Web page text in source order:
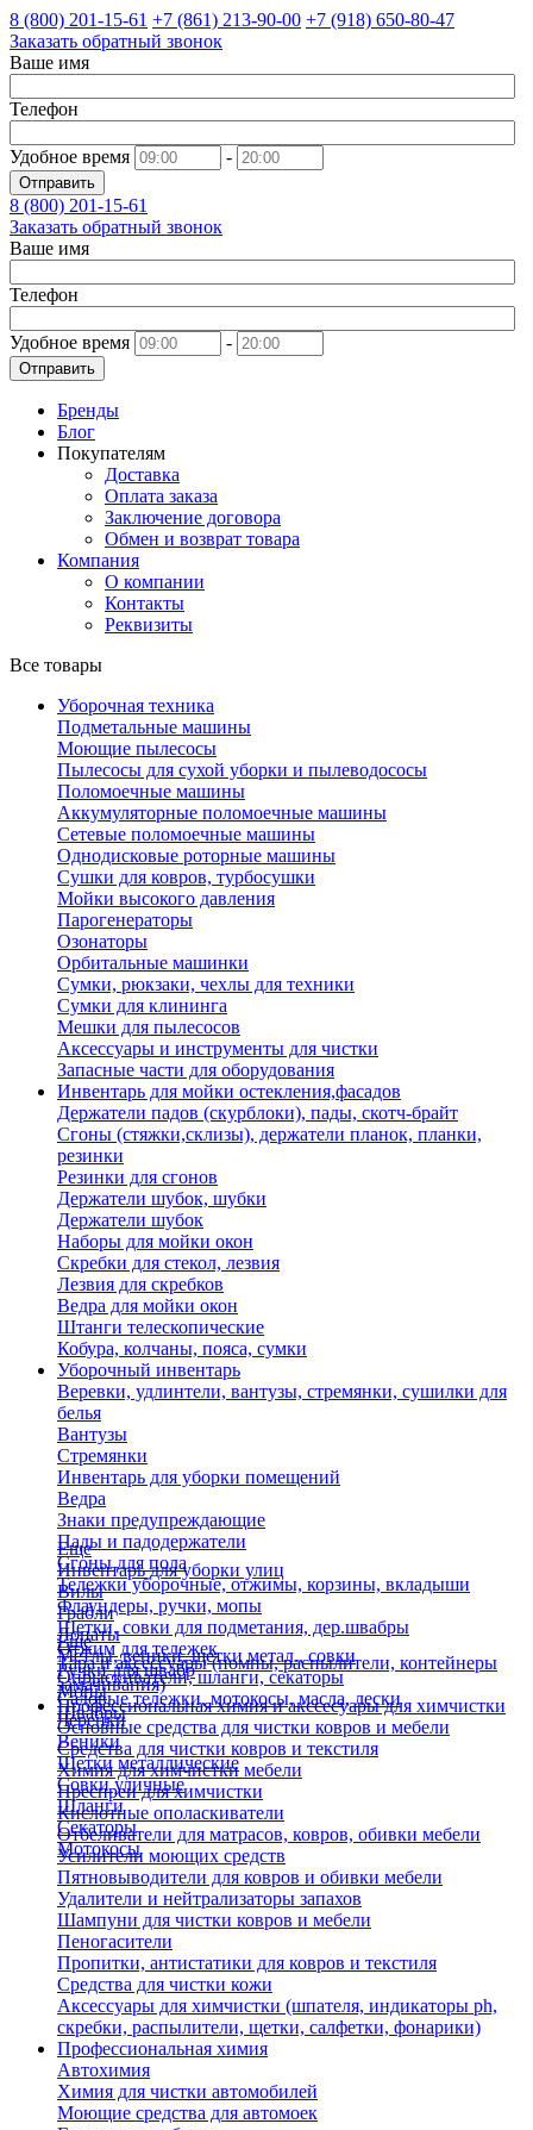
8 (800) 201-15-61 +7 (861) 213-90-00 +7 (918) 650-80-47
Заказать обратный звонок
Ваше имя
Телефон
Удобное время -
Отправить
8 (800) 201-15-61
Заказать обратный звонок
Ваше имя
Телефон
Удобное время -
Отправить
Бренды
Блог
Покупателям
Доставка
Оплата заказа
Заключение договора
Обмен и возврат товара
Компания
О компании
Контакты
Реквизиты
Все товары
Уборочная техника
Подметальные машины
Моющие пылесосы
Пылесосы для сухой уборки и пылеводососы
Поломоечные машины
Аккумуляторные поломоечные машины
Сетевые поломоечные машины
Однодисковые роторные машины
Сушки для ковров, турбосушки
Мойки высокого давления
Парогенераторы
Озонаторы
Орбитальные машинки
Сумки, рюкзаки, чехлы для техники
Сумки для клининга
Мешки для пылесосов
Аксессуары и инструменты для чистки
Запасные части для оборудования
Инвентарь для мойки остекления,фасадов
Держатели падов (скурблоки), пады, скотч-брайт
Сгоны (стяжки,склизы), держатели планок, планки,
резинки
Резинки для сгонов
Держатели шубок, шубки
Держатели шубок
Наборы для мойки окон
Скребки для стекол, лезвия
Лезвия для скребков
Ведра для мойки окон
Штанги телескопические
Кобура, колчаны, пояса, сумки
Уборочный инвентарь
Веревки, удлинтели, вантузы, стремянки, сушилки для
белья
Вантузы
Стремянки
Инвентарь для уборки помещений
Ведра
Знаки предупреждающие
Пады и падодержатели
Сгоны для пола
Тележки уборочные, отжимы, корзины, вкладыши
Флаундеры, ручки, мопы
Щетки, совки для подметания, дер.швабры
Отжим для тележек
Ручки для швабр
Мопы
Швабры
Еще
Инвентарь для уборки улиц
Вилы
Грабли
Лопаты
Метлы, веники, щетки метал., совки
Опрыскиватели, шланги, секаторы
Садовые тележки, мотокосы, масла, лески
Черенки
Веники
Щетки металлические
Совки уличные
Шланги
Секаторы
Мотокосы
Еще
Тара и аксессуары (помпы, распылители, контейнеры
замачивания)
Профессиональная химия и акссесуары для химчистки
Основные средства для чистки ковров и мебели
Средства для чистки ковров и текстиля
Химия для химчистки мебели
Преспреи для химчистки
Кислотные ополаскиватели
Отбеливатели для матрасов, ковров, обивки мебели
Усилители моющих средств
Пятновыводители для ковров и обивки мебели
Удалители и нейтрализаторы запахов
Шампуни для чистки ковров и мебели
Пеногасители
Пропитки, антистатики для ковров и текстиля
Средства для чистки кожи
Аксессуары для химчистки (шпателя, индикаторы ph,
скребки, распылители, щетки, салфетки, фонарики)
Профессиональная химия
Автохимия
Химия для чистки автомобилей
Моющие средства для автомоек